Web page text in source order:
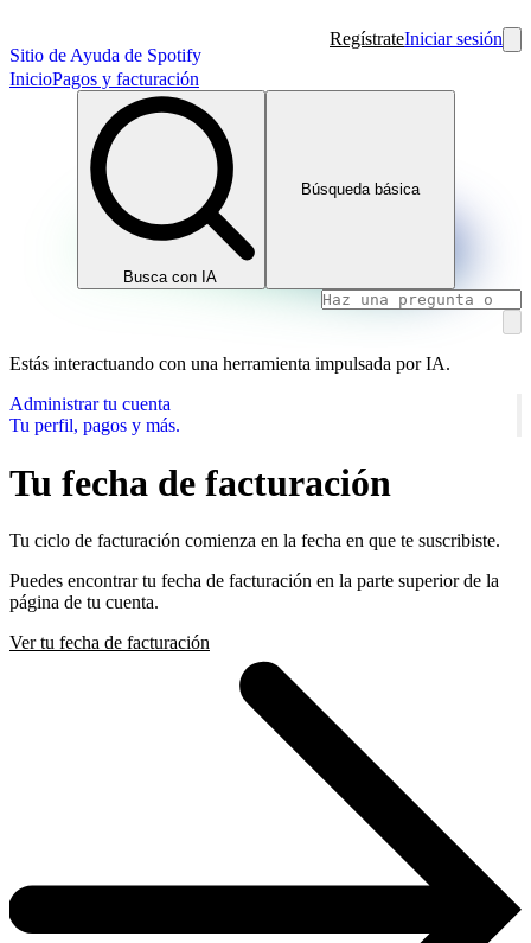
Sitio de Ayuda de Spotify
RegístrateIniciar sesión
InicioPagos y facturación
Busca con IA
Búsqueda básica
Estás interactuando con una herramienta impulsada por IA.
Administrar tu cuenta
Tu perfil, pagos y más.
Tu fecha de facturación
Tu ciclo de facturación comienza en la fecha en que te suscribiste.
Puedes encontrar tu fecha de facturación en la parte superior de la
página de tu cuenta.
Ver tu fecha de facturación